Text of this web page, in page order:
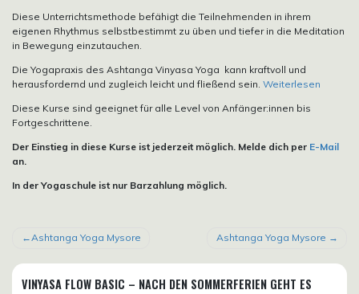
Diese Unterrichtsmethode befähigt die Teilnehmenden in ihrem
eigenen Rhythmus selbstbestimmt zu üben und tiefer in die Meditation
in Bewegung einzutauchen.
Die Yogapraxis des Ashtanga Vinyasa Yoga kann kraftvoll und
herausfordernd und zugleich leicht und fließend sein. Weiterlesen
Diese Kurse sind geeignet für alle Level von Anfänger:innen bis
Fortgeschrittene.
Der Einstieg in diese Kurse ist jederzeit möglich. Melde dich per E-Mail
an.
In der Yogaschule ist nur Barzahlung möglich.
BEITRAGSNAVIGATION
Ashtanga Yoga Mysore Ashtanga Yoga Mysore
VINYASA FLOW BASIC – NACH DEN SOMMERFERIEN GEHT ES